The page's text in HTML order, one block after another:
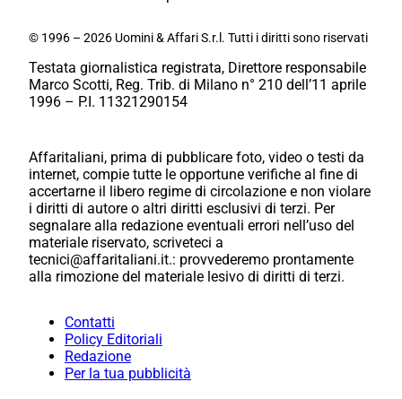
© 1996 – 2026 Uomini & Affari S.r.l. Tutti i diritti sono riservati
Testata giornalistica registrata, Direttore responsabile
Marco Scotti, Reg. Trib. di Milano n° 210 dell’11 aprile
1996 – P.I. 11321290154
Affaritaliani, prima di pubblicare foto, video o testi da
internet, compie tutte le opportune verifiche al fine di
accertarne il libero regime di circolazione e non violare
i diritti di autore o altri diritti esclusivi di terzi. Per
segnalare alla redazione eventuali errori nell’uso del
materiale riservato, scriveteci a
tecnici@affaritaliani.it.: provvederemo prontamente
alla rimozione del materiale lesivo di diritti di terzi.
Contatti
Policy Editoriali
Redazione
Per la tua pubblicità